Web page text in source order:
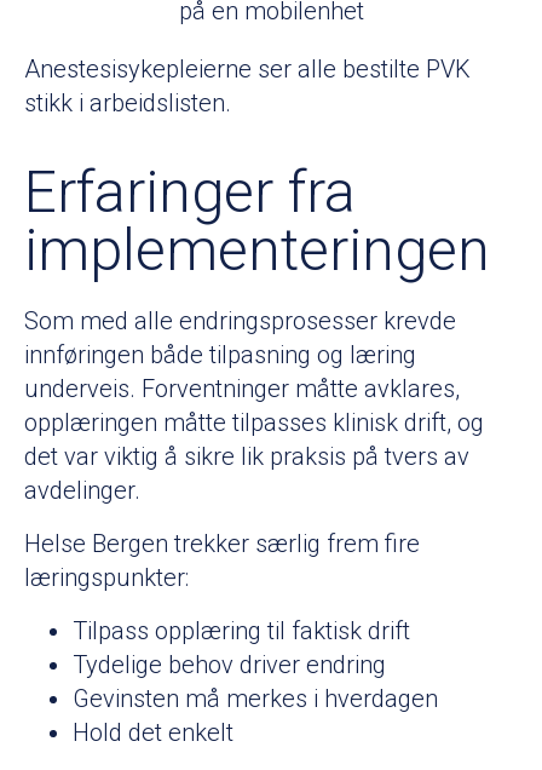
Anestesisykepleierne ser alle bestilte PVK
stikk i arbeidslisten.
Erfaringer fra
implementeringen
Som med alle endringsprosesser krevde
innføringen både tilpasning og læring
underveis. Forventninger måtte avklares,
opplæringen måtte tilpasses klinisk drift, og
det var viktig å sikre lik praksis på tvers av
avdelinger.
Helse Bergen trekker særlig frem fire
læringspunkter:
Tilpass opplæring til faktisk drift
Tydelige behov driver endring
Gevinsten må merkes i hverdagen
Hold det enkelt